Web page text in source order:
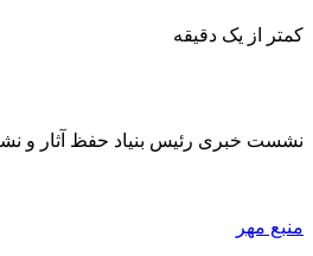
کمتر از یک دقیقه
نشست خبری رئیس بنیاد حفظ آثار و
منبع مهر